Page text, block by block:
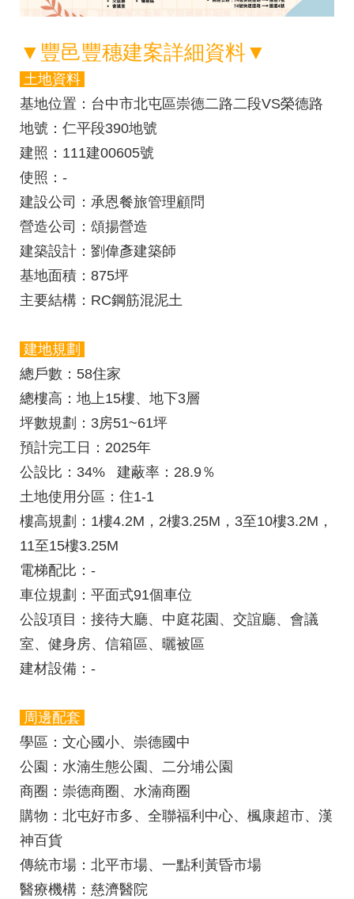
▼豐邑豐穗建案詳細資料▼
土地資料
基地位置 ：台中市北屯區崇德二路二段VS榮德路
地號 ：仁平段390地號
建照 ：111建00605號
使照 ：-
建設公司
：承恩餐旅管理顧問
營造公司
：頌揚營造
建築設計 ：劉偉彥建築師
基地面積 ：875坪
主要結構 ：RC鋼筋混泥土
建地規劃
總戶數 ：58住家
總樓高 ：地上15樓、地下3層
坪數規劃 ：3房51~61坪
預計完工日 ：2025年
公設比 ：34% 建蔽率： 28.9％
土地使用分區 ：住1-1
樓高規劃 ：1樓4.2M，2樓3.25M，3至10樓3.2M，
11至15樓3.25M
電梯配比： -
車位規劃 ：平面式91個車位
公設項目
：接待大廳、中庭花園、交誼廳、會議
室、健身房、信箱區、曬被區
建材設備： -
周邊配套
學區 ：文心國小、崇德國中
公園 ：水湳生態公園、二分埔公園
商圈： 崇德商圈、水湳商圈
購物 ：北屯好市多、全聯福利中心、楓康超市、漢
神百貨
傳統市場 ：北平市場、一點利黃昏市場
醫療機構 ：慈濟醫院